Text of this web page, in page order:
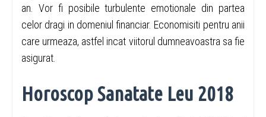
an. Vor fi posibile turbulente emotionale din partea
celor dragi in domeniul financiar. Economisiti pentru anii
care urmeaza, astfel incat viitorul dumneavoastra sa fie
asigurat.
Horoscop Sanatate Leu 2018